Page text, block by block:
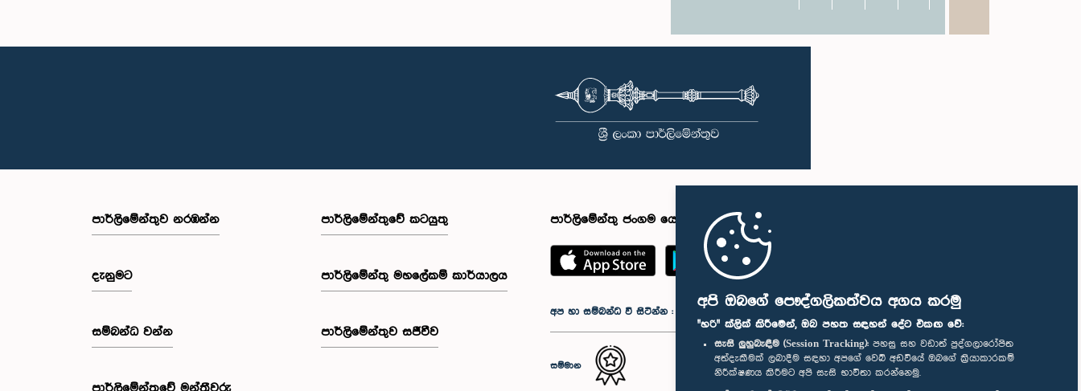
අපි ඔබගේ පෞද්ගලිකත්වය අගය කරමු
"හරි" ක්ලික් කිරීමෙන්, ඔබ පහත සඳහන් දේට එකඟ වේ:
සැසි ලුහුබැඳීම (Session Tracking): පහසු සහ වඩාත් පුද්ගලාරෝපිත
අත්දැකීමක් ලබාදීම සඳහා අපගේ වෙබ් අඩවියේ ඔබගේ ක්‍රියාකාරකම්
නිරීක්ෂණය කිරීමට අපි සැසි භාවිතා කරන්නෙමු.
පාර්ලි‌මේන්තුව නරඹන්න
දැනුමට
සම්බන්ධ වන්න
පාර්ලිමේන්තුවේ කටයුතු
පාර්ලිමේන්තු මහලේකම් කාර්යාලය
පාර්ලිමේන්තුව සජීවීව
පාර්ලිමේන්තු ජංගම යෙදුම
අප හා සම්බන්ධ වී සිටින්න :
සම්මාන